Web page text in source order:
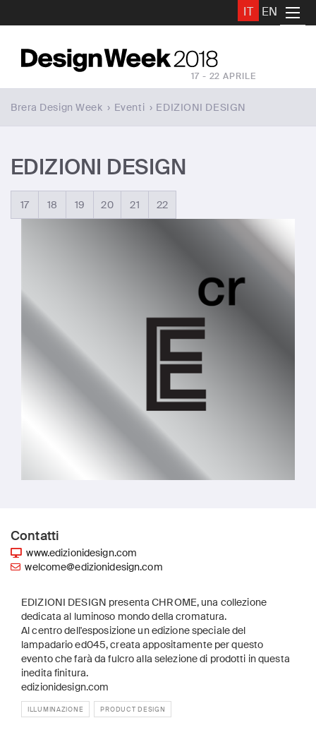
EN
IT
17 - 22 APRILE
Brera Design Week › Eventi › EDIZIONI DESIGN
EDIZIONI DESIGN
17 18 19 20 21 22
Contatti
www.edizionidesign.com
welcome@edizionidesign.com
EDIZIONI DESIGN presenta CHROME, una collezione
dedicata al luminoso mondo della cromatura.
Al centro dell'esposizione un edizione speciale del
lampadario ed045, creata appositamente per questo
evento che farà da fulcro alla selezione di prodotti in questa
inedita finitura.
edizionidesign.com
ILLUMINAZIONE PRODUCT DESIGN